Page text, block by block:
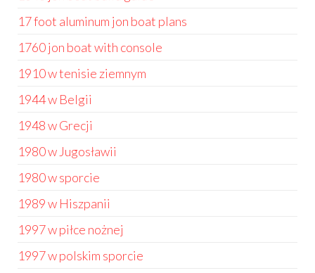
17 foot aluminum jon boat plans
1760 jon boat with console
1910 w tenisie ziemnym
1944 w Belgii
1948 w Grecji
1980 w Jugosławii
1980 w sporcie
1989 w Hiszpanii
1997 w piłce nożnej
1997 w polskim sporcie